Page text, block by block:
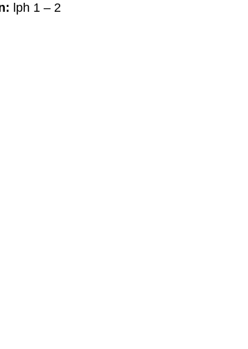
lph 1 – 2